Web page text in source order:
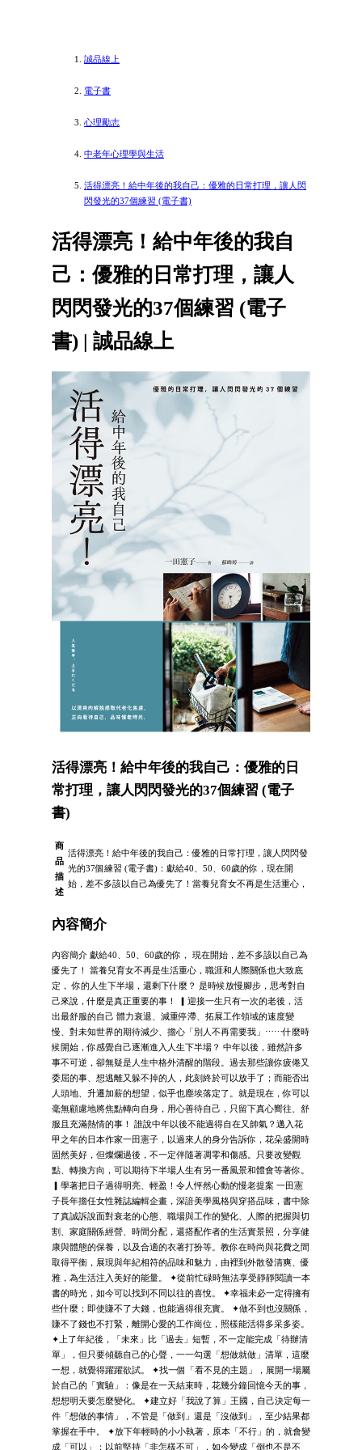
誠品線上
電子書
心理勵志
中老年心理學與生活
活得漂亮！給中年後的我自己：優雅的日常打理，讓人閃
閃發光的37個練習 (電子書)
活得漂亮！給中年後的我自
己：優雅的日常打理，讓人
閃閃發光的37個練習 (電子
書) | 誠品線上
活得漂亮！給中年後的我自己：優雅的日
常打理，讓人閃閃發光的37個練習 (電子
書)
商
品
描
述
活得漂亮！給中年後的我自己：優雅的日常打理，讓人閃閃發
光的37個練習 (電子書)：獻給40、50、60歲的你，現在開
始，差不多該以自己為優先了！當養兒育女不再是生活重心，
內容簡介
內容簡介 獻給40、50、60歲的你， 現在開始，差不多該以自己為
優先了！ 當養兒育女不再是生活重心，職涯和人際關係也大致底
定， 你的人生下半場，還剩下什麼？ 是時候放慢腳步，思考對自
己來說，什麼是真正重要的事！ ▎迎接一生只有一次的老後，活
出最舒服的自己 體力衰退、減重停滯、拓展工作領域的速度變
慢、對未知世界的期待減少、擔心「別人不再需要我」⋯⋯什麼時
候開始，你感覺自己逐漸進入人生下半場？ 中年以後，雖然許多
事不可逆，卻無疑是人生中格外清醒的階段。過去那些讓你疲倦又
委屈的事、想逃離又躲不掉的人，此刻終於可以放手了；而能否出
人頭地、升遷加薪的想望，似乎也塵埃落定了。就是現在，你可以
毫無顧慮地將焦點轉向自身，用心善待自己，只留下真心嚮往、舒
服且充滿熱情的事！ 誰說中年以後不能過得自在又帥氣？邁入花
甲之年的日本作家一田憲子，以過來人的身分告訴你，花朵盛開時
固然美好，但燦爛過後，不一定伴隨著凋零和傷感。只要改變觀
點、轉換方向，可以期待下半場人生有另一番風景和體會等著你。
▎學著把日子過得明亮、輕盈！令人怦然心動的慢老提案 一田憲
子長年擔任女性雜誌編輯企畫，深諳美學風格與穿搭品味，書中除
了真誠訴說面對衰老的心態、職場與工作的變化、人際的把握與切
割、家庭關係經營、時間分配，還搭配作者的生活實景照，分享健
康與體態的保養，以及合適的衣著打扮等。教你在時尚與花費之間
取得平衡，展現與年紀相符的品味和魅力，由裡到外散發清爽、優
雅，為生活注入美好的能量。 ✦從前忙碌時無法享受靜靜閱讀一本
書的時光，如今可以找到不同以往的喜悅。 ✦幸福未必一定得擁有
些什麼；即使賺不了大錢，也能過得很充實。 ✦做不到也沒關係，
賺不了錢也不打緊，離開心愛的工作崗位，照樣能活得多采多姿。
✦上了年紀後，「未來」比「過去」短暫，不一定能完成「待辦清
單」，但只要傾聽自己的心聲，一一勾選「想做就做」清單，這麼
一想，就覺得躍躍欲試。 ✦找一個「看不見的主題」，展開一場屬
於自己的「實驗」：像是在一天結束時，花幾分鐘回憶今天的事，
想想明天要怎麼變化。 ✦建立好「我說了算」王國，自己決定每一
件「想做的事情」，不管是「做到」還是「沒做到」，至少結果都
掌握在手中。 ✦放下年輕時的小小執著，原本「不行」的，就會變
成「可以」；以前堅持「非怎樣不可」，如今變成「倒也不是不